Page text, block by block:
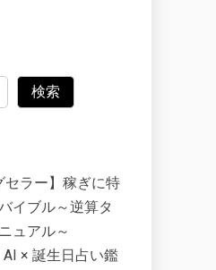
検索
セラー】稼ぎに特
イブル～逆算タ
ュアル～
× 誕生日占い鑑